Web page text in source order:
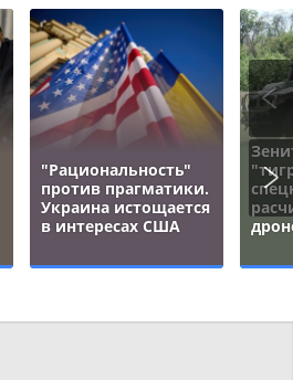
"Рациональность"
против прагматики.
Украина истощается
в интересах США